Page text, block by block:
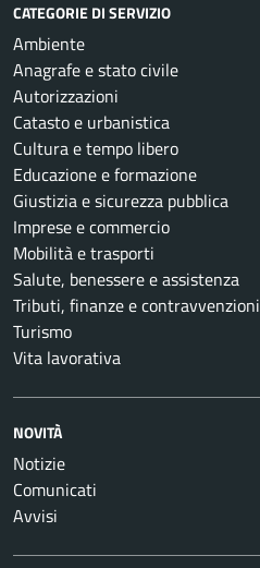
CATEGORIE DI SERVIZIO
Ambiente
Anagrafe e stato civile
Autorizzazioni
Catasto e urbanistica
Cultura e tempo libero
Educazione e formazione
Giustizia e sicurezza pubblica
Imprese e commercio
Mobilità e trasporti
Salute, benessere e assistenza
Tributi, finanze e contravvenzioni
Turismo
Vita lavorativa
NOVITÀ
Notizie
Comunicati
Avvisi